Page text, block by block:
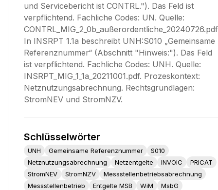
und Servicebericht ist CONTRL."). Das Feld ist
verpflichtend. Fachliche Codes: UN. Quelle:
In INSRPT 1.1a beschreibt UNH:S010 „Gemeinsame
Referenznummer“ (Abschnitt "Hinweis:"). Das Feld
ist verpflichtend. Fachliche Codes: UNH. Quelle:
INSRPT_MIG_1_1a_20211001.pdf. Prozeskontext:
Netznutzungsabrechnung. Rechtsgrundlagen:
StromNEV und StromNZV.
Schlüsselwörter
UNH Gemeinsame Referenznummer
S010
Netznutzungsabrechnung
Netzentgelte INVOIC
PRICAT
StromNEV
StromNZV
Messstellenbetriebsabrechnung
Messstellenbetrieb
Entgelte MSB WiM
MsbG